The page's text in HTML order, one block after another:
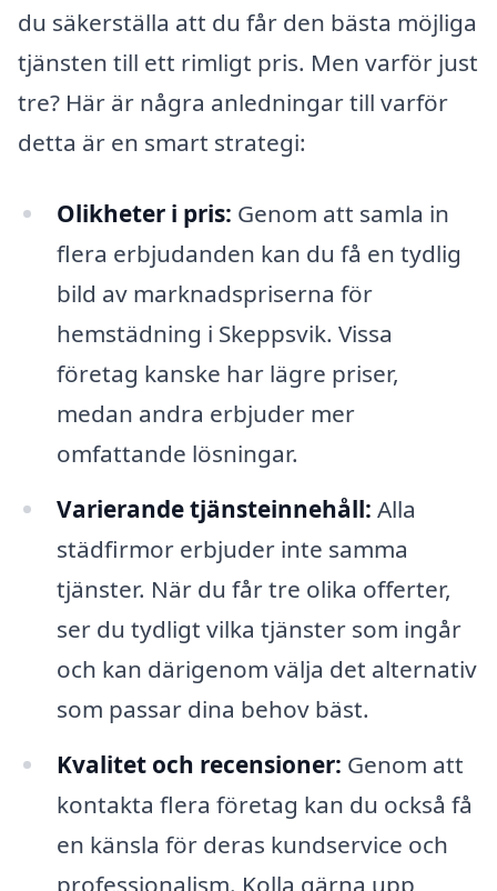
du säkerställa att du får den bästa möjliga
tjänsten till ett rimligt pris. Men varför just
tre? Här är några anledningar till varför
detta är en smart strategi:
Olikheter i pris: Genom att samla in
flera erbjudanden kan du få en tydlig
bild av marknadspriserna för
hemstädning i Skeppsvik. Vissa
företag kanske har lägre priser,
medan andra erbjuder mer
omfattande lösningar.
Varierande tjänsteinnehåll: Alla
städfirmor erbjuder inte samma
tjänster. När du får tre olika offerter,
ser du tydligt vilka tjänster som ingår
och kan därigenom välja det alternativ
som passar dina behov bäst.
Kvalitet och recensioner: Genom att
kontakta flera företag kan du också få
en känsla för deras kundservice och
professionalism. Kolla gärna upp